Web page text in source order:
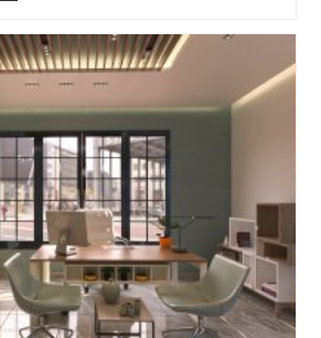
Verimliliği
Birlikte
Depreme
Uyumlu
Tasarım